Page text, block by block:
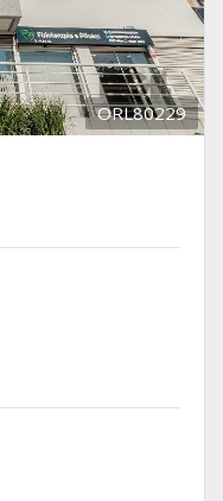
ORL80229